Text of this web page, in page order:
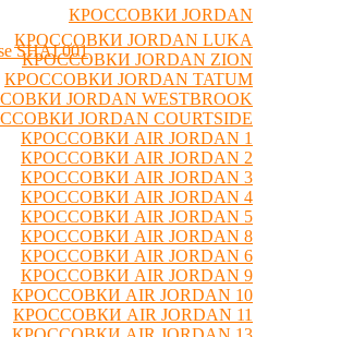
КРОССОВКИ JORDAN
КРОССОВКИ JORDAN LUKA
КРОССОВКИ JORDAN ZION
КРОССОВКИ JORDAN TATUM
JORDAN WESTBROOK
JORDAN COURTSIDE
КРОССОВКИ AIR JORDAN 1
КРОССОВКИ AIR JORDAN 2
КРОССОВКИ AIR JORDAN 3
КРОССОВКИ AIR JORDAN 4
КРОССОВКИ AIR JORDAN 5
КРОССОВКИ AIR JORDAN 8
КРОССОВКИ AIR JORDAN 6
КРОССОВКИ AIR JORDAN 9
КРОССОВКИ AIR JORDAN 10
КРОССОВКИ AIR JORDAN 11
SHAI 001